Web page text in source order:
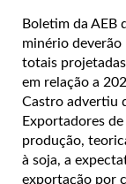
Boletim da AEB
minério deverão
totais
em relação a
Castro advertiu
Exportadores
produção,
à soja, a
exportação por